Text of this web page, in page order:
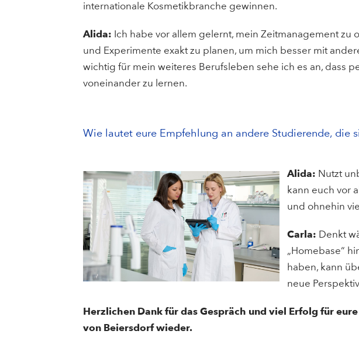
internationale Kosmetikbranche gewinnen.
Alida: Ich habe vor allem gelernt, mein Zeitmanagement
und Experimente exakt zu planen, um mich besser mit
wichtig für mein weiteres Berufsleben sehe ich es an, dass
voneinander zu lernen.
Wie lautet eure Empfehlung an andere Studierende, die
Alida: Nutzt
kann euch vor
und ohnehin
Carla: Denkt
„Homebase“
haben, kann
neue
Herzlichen Dank für das Gespräch und viel Erfolg für
von Beiersdorf wieder.